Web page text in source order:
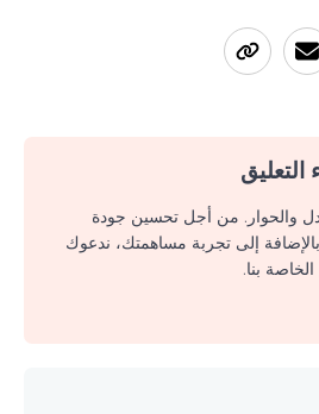
والحوار. من أجل تحسين جودة
بالإضافة إلى تجربة مساهمتك، ندعوك
بنا.